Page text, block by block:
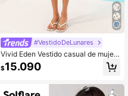
#VestidoDeLunares
Vivid Eden Vestido casual de mujer
de manga corta con cuello en V y e
stampado de lunares
$15.090